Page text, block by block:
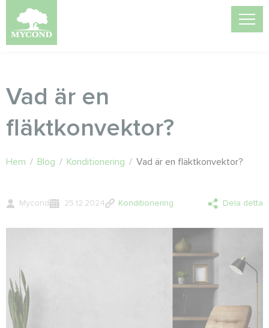
Vad är en
fläktkonvektor?
Hem / Blog / Konditionering / Vad är en fläktkonvektor?
Mycond 25.12.2024 Konditionering Dela detta